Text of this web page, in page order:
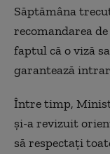
Săptămâna
recomandarea
faptul că o viză
garantează
Între timp,
și-a revizuit
să respectați